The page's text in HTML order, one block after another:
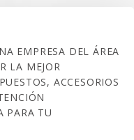
EMPRESA DEL ÁREA
LA MEJOR
ACCESORIOS
PARA TU